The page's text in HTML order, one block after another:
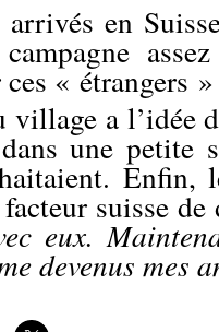
en
« étrangers
village a l’idée
une petite
Enfin,
suisse
eux.
devenus mes